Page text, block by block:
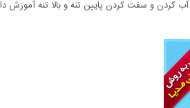
و سفت کردن پایین تنه و بالا تنه آموزش